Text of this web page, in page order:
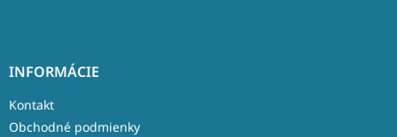
INFORMÁCIE
Kontakt
Obchodné podmienky